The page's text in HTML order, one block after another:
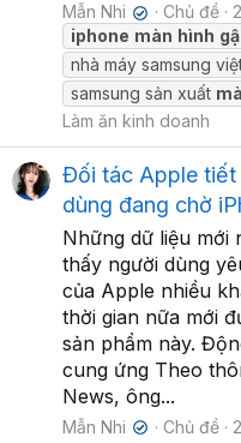
Mẫn Nhi ✔ Chủ đề
iphone màn hình
nhà máy samsung
samsung sản xuất
Làm ăn kinh doanh
Đối tác Apple tiết
dùng đang chờ
Những dữ liệu mới
thấy người dùng
của Apple nhiều
thời gian nữa mới
sản phẩm này.
cung ứng Theo
News, ông...
Mẫn Nhi ✔ Chủ đề